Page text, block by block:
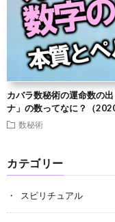
カバラ数秘術の運命数の
ナ」の数ってなに？（
数秘術
カテゴリー
スピリチュアル